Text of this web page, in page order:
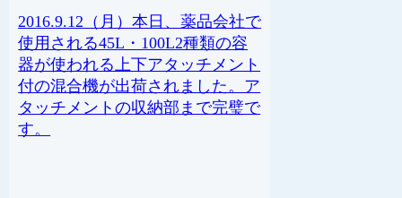
2016.9.12（月）本日、薬品会社で
使用される45L・100L2種類の容
器が使われる上下アタッチメント
付の混合機が出荷されました。ア
タッチメントの収納部まで完璧で
す。